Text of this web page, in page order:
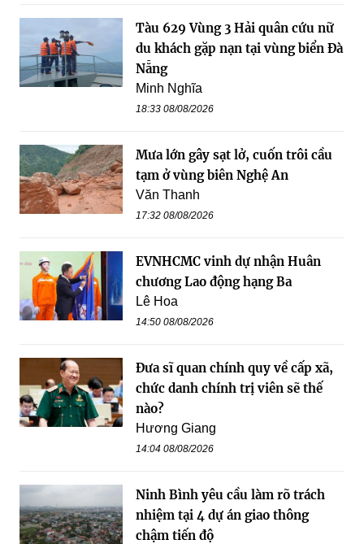
Tàu 629 Vùng 3 Hải quân cứu nữ
du khách gặp nạn tại vùng biển Đà
Nẵng
Minh Nghĩa
18:33 08/08/2026
Mưa lớn gây sạt lở, cuốn trôi cầu
tạm ở vùng biên Nghệ An
Văn Thanh
17:32 08/08/2026
EVNHCMC vinh dự nhận Huân
chương Lao động hạng Ba
Lê Hoa
14:50 08/08/2026
Đưa sĩ quan chính quy về cấp xã,
chức danh chính trị viên sẽ thế
nào?
Hương Giang
14:04 08/08/2026
Ninh Bình yêu cầu làm rõ trách
nhiệm tại 4 dự án giao thông
chậm tiến độ